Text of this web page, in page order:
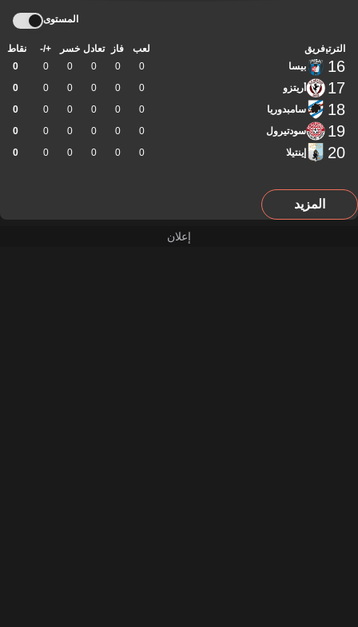
المستوى
الترتيبفريق لعب فاز تعادل خسر +/- نقاط
16 بيسا 0
0
0
0
0
0
17 أريتزو 0
0
0
0
0
0
18 سامبدوريا 0
0
0
0
0
0
19 سودتيرول 0
0
0
0
0
0
20 إينتيلا 0
0
0
0
0
0
المزيد